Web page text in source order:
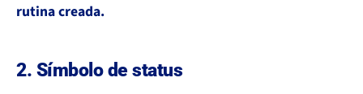
rutina creada.
2. Símbolo de status